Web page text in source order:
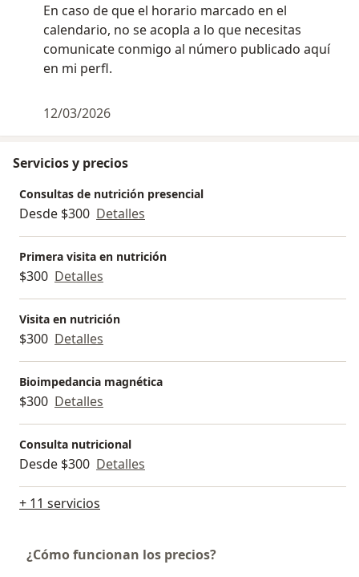
En caso de que el horario marcado en el
calendario, no se acopla a lo que necesitas
comunicate conmigo al número publicado aquí
en mi perfl.
12/03/2026
Servicios y precios
Consultas de nutrición presencial
Desde $300 Detalles
Primera visita en nutrición
$300 Detalles
Visita en nutrición
$300 Detalles
Bioimpedancia magnética
$300 Detalles
Consulta nutricional
Desde $300 Detalles
+ 11 servicios
¿Cómo funcionan los precios?